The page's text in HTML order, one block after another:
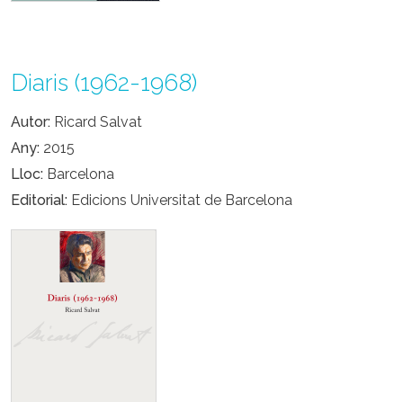
Diaris (1962-1968)
Autor Ricard Salvat
Any 2015
Lloc Barcelona
Editorial Edicions Universitat de Barcelona